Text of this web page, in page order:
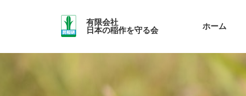
有限会社
日本の稲作を守る会
ホーム